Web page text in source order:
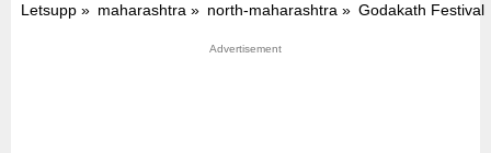
Letsupp » maharashtra » north-maharashtra » Godakath Festival